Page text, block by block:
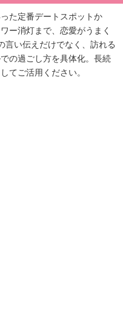
た定番デートスポットか
ー消灯まで、恋愛がうまく
言い伝えだけでなく、訪れる
の過ごし方を具体化。長続
てご活用ください。